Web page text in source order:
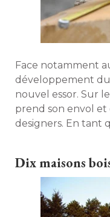
Face notamment
développement
nouvel essor. Sur
prend son envol et
designers. En tant
Dix maisons